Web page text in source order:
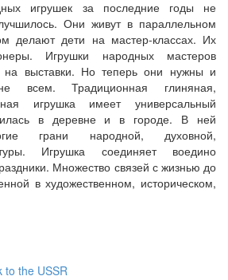
игрушек за последние годы не
Они живут в параллельном
делают дети на мастер-классах. Их
Игрушки народных мастеров
выставки. Но теперь они нужны и
всем. Традиционная глиняная,
игрушка имеет универсальный
в деревне и в городе. В ней
грани народной, духовной,
Игрушка соединяет воедино
Множество связей с жизнью до
в художественном, историческом,
to the USSR